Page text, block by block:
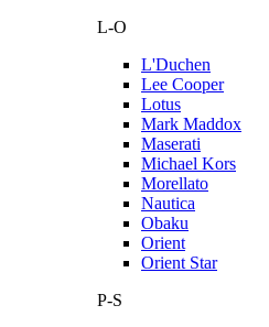
L-O
L'Duchen
Lee Cooper
Lotus
Mark Maddox
Maserati
Michael Kors
Morellato
Nautica
Obaku
Orient
Orient Star
P-S